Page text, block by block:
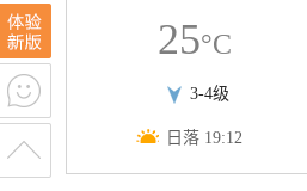
25°C
3-4级
日落 19:12